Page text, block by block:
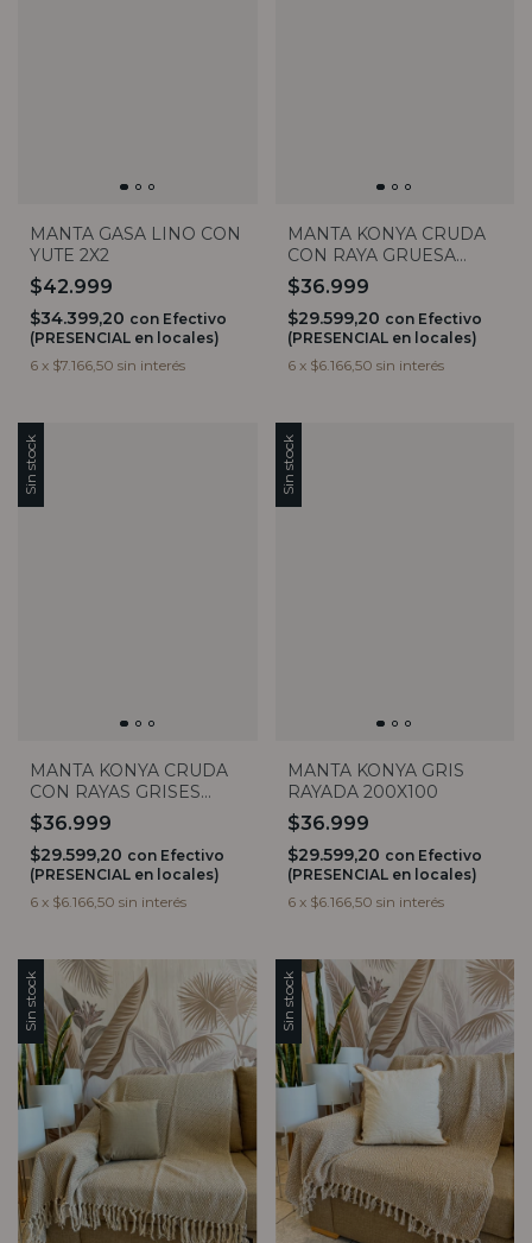
MANTA GASA LINO CON
YUTE 2X2
$42.999
$34.399,20 con Efectivo
(PRESENCIAL en locales)
6 x $7.166,50 sin interés
MANTA KONYA CRUDA
CON RAYA GRUESA
GRIS 200X100
$36.999
$29.599,20 con Efectivo
(PRESENCIAL en locales)
6 x $6.166,50 sin interés
Sin stock
MANTA KONYA CRUDA
CON RAYAS GRISES
200X100
$36.999
$29.599,20 con Efectivo
(PRESENCIAL en locales)
6 x $6.166,50 sin interés
Sin stock
MANTA KONYA GRIS
RAYADA 200X100
$36.999
$29.599,20 con Efectivo
(PRESENCIAL en locales)
6 x $6.166,50 sin interés
Sin stock Sin stock